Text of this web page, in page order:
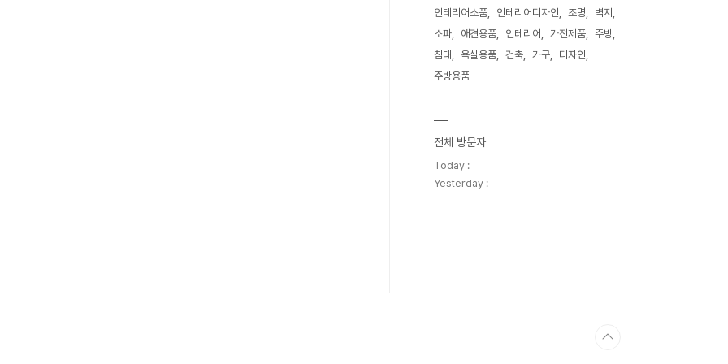
인테리어소품
인테리어디자인 조명
벽지
소파
애견용품 인테리어 가전제품
주방
침대
욕실용품 건축 가구
디자인
주방용품
전체 방문자
Today :
Yesterday :